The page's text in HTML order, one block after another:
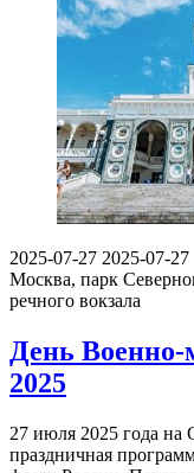
2025-07-27 2025-07-27
Москва, парк
речного вокзала
День Военно-
2025
27 июля 2025 года на
праздничная